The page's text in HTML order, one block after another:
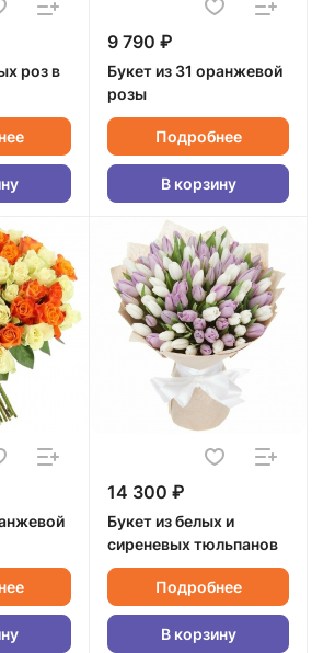
роз в
9 790 ₽
Букет из 31 оранжевой
розы
Подробнее
В корзину
14 300 ₽
Букет из белых и
сиреневых тюльпанов
Подробнее
В корзину